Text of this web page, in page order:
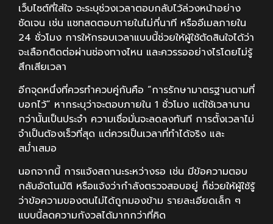
เว็บไซต์ที่ใส่ใจ จะระบุช่วงเวลาตอบกลับไว้ล่วงหน้าอย่าง
ชัดเจน เช่น แชทสดตอบภายในไม่กี่นาที หรืออีเมลภายใน
24 ชั่วโมง การให้กรอบเวลาแบบนี้ช่วยให้ผู้ใช้ตัดสินใจได้ว่า
จะเลือกติดต่อผ่านช่องทางไหน และควรรออย่างไรโดยไม่รู้
สึกเสียเวลา
อีกจุดหนึ่งที่ควรทำควบคู่กันคือ “การรักษามาตรฐานตามที่
บอกไว้” หากระบุว่าจะตอบภายใน 1 ชั่วโมง แต่ใช้เวลานาน
กว่านั้นเป็นประจำ ความเชื่อมั่นจะลดลงทันที การตั้งเวลาไม่
จำเป็นต้องเร็วที่สุด แต่ควรเป็นเวลาที่ทำได้จริง และ
สม่ำเสมอ
นอกจากนี้ การแจ้งสถานะระหว่างรอ เช่น มีข้อความตอบ
กลับอัตโนมัติ หรือแจ้งว่ากำลังตรวจสอบอยู่ ก็ช่วยให้ผู้ใช้รู้
ว่าข้อความของตนไม่ได้ถูกมองข้าม รายละเอียดเล็ก ๆ
แบบนี้ลดความกังวลได้มากกว่าที่คิด